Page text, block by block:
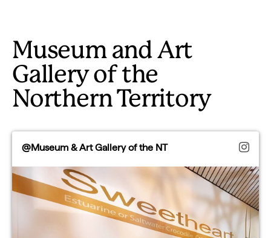
Museum and Art
Gallery of the
Northern Territory
@Museum & Art Gallery of the NT